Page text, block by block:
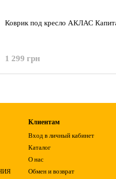
Коврик под кресло АКЛАС
1 299 грн
Клиентам
Вход в личный кабинет
Каталог
О нас
Обмен и возврат